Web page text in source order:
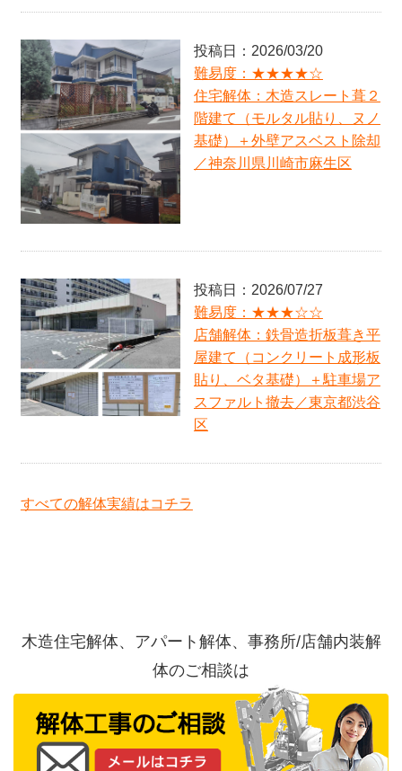
／東京都２３区
難易度：★★★★★
住宅解体：木造瓦・金属葺２階建て（板貼り、CB基
礎・柱型基礎）／神奈川県鎌倉市
難易度：★★☆☆☆
住宅解体：木造瓦・スレート葺２階建て（パネル貼
り、ヌノ基礎）／神奈川県海老名市
難易度：★★★★☆
住宅解体：木造スレート葺２階建て（モルタル貼
り、ヌノ基礎）＋外壁アスベスト除却／神奈川県川
崎市麻生区
アパート解体：木造金属板葺２階建て（板張り、ヌ
難易度：★★☆☆☆
店舗スケルトン：商業施設内１階コンビニ店／東京
都２３区
難易度：★★☆☆☆
アパート解体：木造瓦トタン葺２階建て（モルタル
塗り、ヌノ基礎）／東京都中野区
難易度：★★☆☆☆
住宅解体：木造スレート葺２階建て（モルタル塗
アパート解体：木造瓦葺２階建て（トタン貼り、ヌ
ノ基礎）／神奈川県横浜市金沢区
連続基礎＋杭基礎）／神奈川県藤沢市
住宅解体：木造スレート葺２階建（モルタル塗り、
ヌノ基礎）／神奈川県逗子市
難易度：★★★★☆
住宅解体：木造瓦葺２階建（トタン貼り、ヌノ基
礎）／神奈川県横浜市港北区
投稿日：2026/03/20
難易度：★★★★☆
住宅解体：木造スレート葺２
階建て（モルタル貼り、ヌノ
基礎）＋外壁アスベスト除却
／神奈川県川崎市麻生区
投稿日：2026/07/27
難易度：★★★☆☆
店舗解体：鉄骨造折板葺き平
屋建て（コンクリート成形板
貼り、ベタ基礎）＋駐車場ア
スファルト撤去／東京都渋谷
区
すべての解体実績はコチラ
木造住宅解体、アパート解体、事務所/店舗内装解
体のご相談は